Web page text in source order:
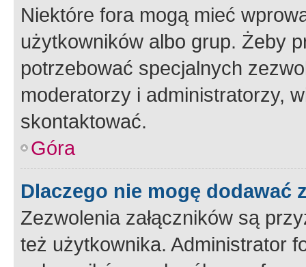
Niektóre fora mogą mieć
użytkowników albo grup. Żeby
potrzebować specjalnych
moderatorzy i administratorzy,
skontaktować.
Góra
Dlaczego nie mogę dodawać
Zezwolenia załączników są
też użytkownika. Administrator